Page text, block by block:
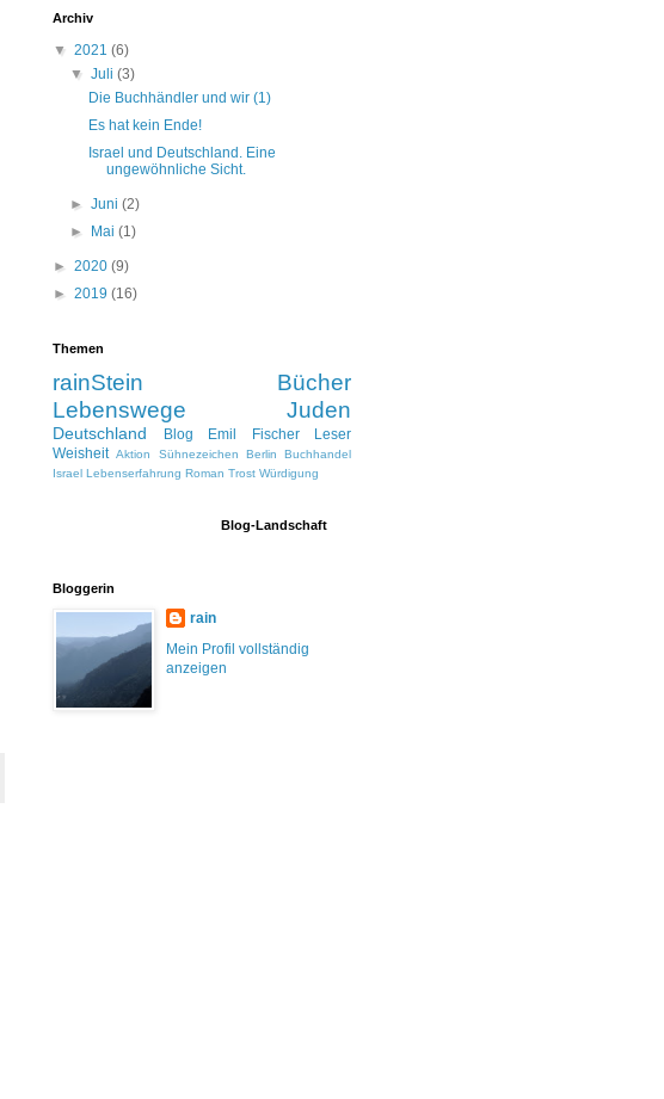
Archiv
▼ 2021 (6)
▼Juli(3)
Die Buchhändler und wir (1)
Es hat kein Ende!
Israel und Deutschland. Eine
ungewöhnliche Sicht.
►Juni(2)
►
Mai(1)
► 2020 (9)
► 2019 (16)
Themen
rainStein
Bücher
Lebenswege
Juden
Deutschland Blog Emil Fischer
Leser
Weisheit Aktion Sühnezeichen Berlin
Buchhandel
Israel Lebenserfahrung Roman Trost Würdigung
Blog-Landschaft
Bloggerin
rain
Mein Profil vollständig
anzeigen